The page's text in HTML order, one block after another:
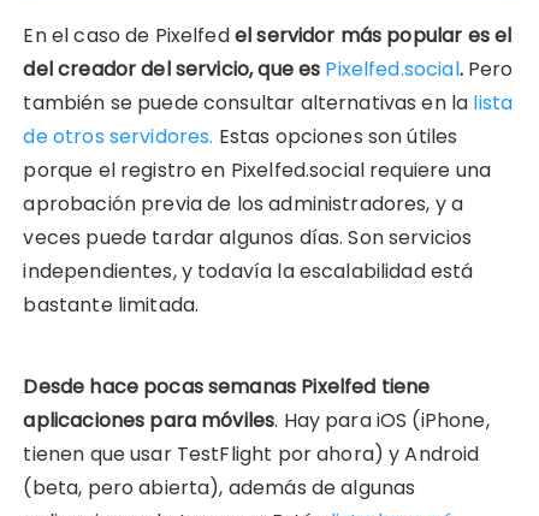
En el caso de Pixelfedel servidor más popular es el
del creador del servicio, que es Pixelfed.social.Pero
también se puede consultar alternativas en la lista
de otros servidores. Estas opciones son útiles
porque el registro en Pixelfed.social requiere una
aprobación previa de los administradores, y a
veces puede tardar algunos días. Son servicios
independientes, y todavía la escalabilidad está
bastante limitada.
Desde hace pocas semanas Pixelfed tiene
aplicaciones para móviles. Hay para iOS (iPhone,
tienen que usar TestFlight por ahora) y Android
(beta, pero abierta), además de algunas